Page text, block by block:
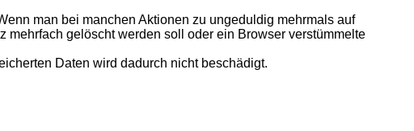
man bei manchen Aktionen zu ungeduldig mehrmals auf
gelöscht werden soll oder ein Browser verstümmelte
Daten wird dadurch nicht beschädigt.